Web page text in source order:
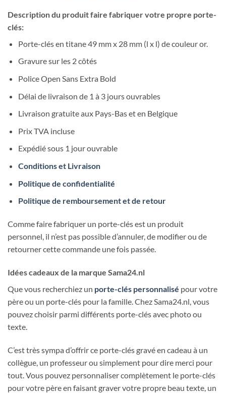
Description du produit faire fabriquer votre propre porte-
clés:
Porte-clés en titane 49 mm x 28 mm (l x l) de couleur or.
Gravure sur les 2 côtés
Police Open Sans Extra Bold
Délai de livraison de 1 à 3 jours ouvrables
Livraison gratuite aux Pays-Bas et en Belgique
Prix TVA incluse
Expédié sous 1 jour ouvrable
Conditions et Livraison
Politique de confidentialité
Politique de remboursement et de retour
Comme faire fabriquer un porte-clés est un produit
personnel, il n’est pas possible d’annuler, de modifier ou de
retourner cette commande une fois passée.
Idées cadeaux de la marque Sama24.nl
Que vous recherchiez un porte-clés personnalisé pour votre
père ou un porte-clés pour la famille. Chez Sama24.nl, vous
pouvez choisir parmi différents porte-clés avec photo ou
texte.
C’est très sympa d’offrir ce porte-clés gravé en cadeau à un
collègue, un professeur ou simplement pour dire merci pour
tout. Vous pouvez personnaliser complètement le porte-clés
pour votre père en faisant graver votre propre beau texte, un